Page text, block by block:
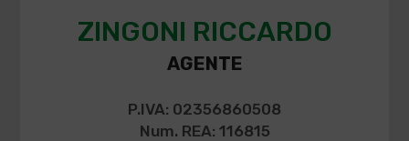
ZINGONI RICCARDO
AGENTE
P.IVA: 02356860508
Num. REA: 116815